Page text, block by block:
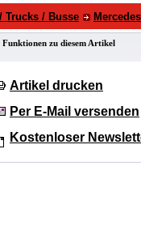
Trucks / Busse
zu diesem Artikel
Artikel drucken
Per E-Mail versenden
Kostenloser